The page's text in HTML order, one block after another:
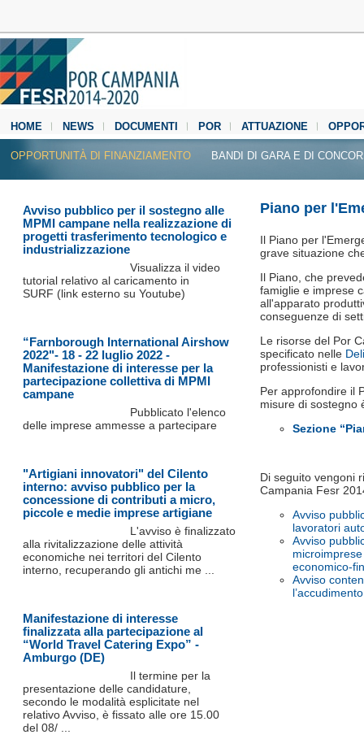
HOME NEWS DOCUMENTI POR ATTUAZIONE
MEDIA CENTER
OPPORTUNITÀ DI FINANZIAMENTO BANDI DI GARA E DI
Piano per
Il Piano per
grave situazione
Il Piano, che
famiglie e imprese
all'apparato
conseguenze di
Le risorse del Por
specificato nelle
professionisti e
Per approfondire il
misure di sostegno
Sezione
Di seguito vengoni
Campania Fesr
Avviso
lavoratori
Avviso
economico-
Avviso
Avviso pubblico per il sostegno alle
MPMI campane nella realizzazione di
progetti trasferimento tecnologico e
industrializzazione
Visualizza il video
tutorial relativo al caricamento in
SURF (link esterno su Youtube)
“Farnborough International Airshow
2022"- 18 - 22 luglio 2022 -
Manifestazione di interesse per la
partecipazione collettiva di MPMI
campane
Pubblicato l'elenco
delle imprese ammesse a partecipare
"Artigiani innovatori" del Cilento
interno: avviso pubblico per la
concessione di contributi a micro,
piccole e medie imprese artigiane
L'avviso è finalizzato
alla rivitalizzazione delle attività
economiche nei territori del Cilento
interno, recuperando gli antichi me ...
Manifestazione di interesse
finalizzata alla partecipazione al
“World Travel Catering Expo” -
Amburgo (DE)
Il termine per la
presentazione delle candidature,
secondo le modalità esplicitate nel
relativo Avviso, è fissato alle ore 15.00
del 08/ ...